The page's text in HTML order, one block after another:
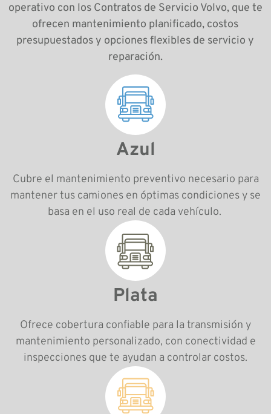
operativo con los Contratos de Servicio Volvo, que te
ofrecen mantenimiento planificado, costos
presupuestados y opciones flexibles de servicio y
reparación.
Azul
Cubre el mantenimiento preventivo necesario para
mantener tus camiones en óptimas condiciones y se
basa en el uso real de cada vehículo.
Plata
Ofrece cobertura confiable para la transmisión y
mantenimiento personalizado, con conectividad e
inspecciones que te ayudan a controlar costos.